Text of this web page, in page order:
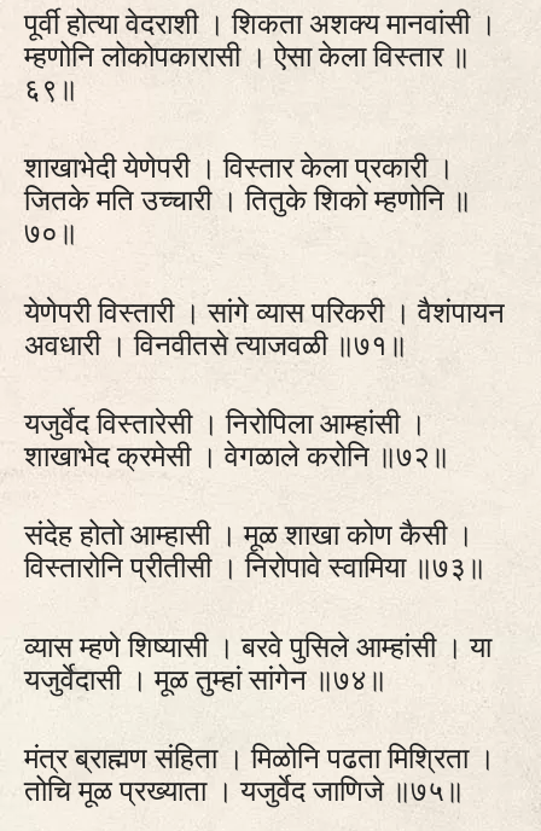
पूर्वी होत्या वेदराशी । शिकता अशक्य मानवांसी ।
म्हणोनि लोकोपकारासी । ऐसा केला विस्तार ॥
६९॥
शाखाभेदी येणेपरी । विस्तार केला प्रकारी ।
जितके मति उच्चारी । तितुके शिको म्हणोनि ॥
७०॥
येणेपरी विस्तारी । सांगे व्यास परिकरी । वैशंपायन
अवधारी । विनवीतसे त्याजवळी ॥७१॥
यजुर्वेद विस्तारेसी । निरोपिला आम्हांसी ।
शाखाभेद क्रमेसी । वेगळाले करोनि ॥७२॥
संदेह होतो आम्हासी । मूळ शाखा कोण कैसी ।
विस्तारोनि प्रीतीसी । निरोपावे स्वामिया ॥७३॥
व्यास म्हणे शिष्यासी । बरवे पुसिले आम्हांसी । या
यजुर्वेदासी । मूळ तुम्हां सांगेन ॥७४॥
मंत्र ब्राह्मण संहिता । मिळोनि पढता मिश्रिता ।
तोचि मूळ प्रख्याता । यजुर्वेद जाणिजे ॥७५॥